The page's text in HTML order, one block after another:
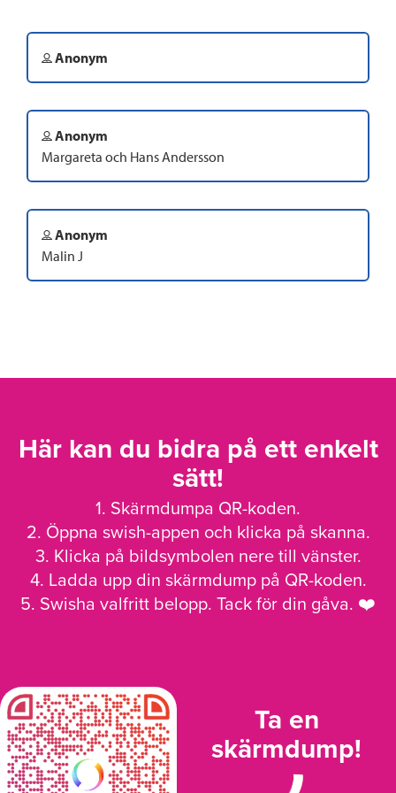
Anonym
Anonym
Margareta och Hans Andersson
Anonym
Malin J
Här kan du bidra på ett enkelt
sätt!
1. Skärmdumpa QR-koden.
2. Öppna swish-appen och klicka på skanna.
3. Klicka på bildsymbolen nere till vänster.
4. Ladda upp din skärmdump på QR-koden.
5. Swisha valfritt belopp. Tack för din gåva. ❤️
Ta en
skärmdump!